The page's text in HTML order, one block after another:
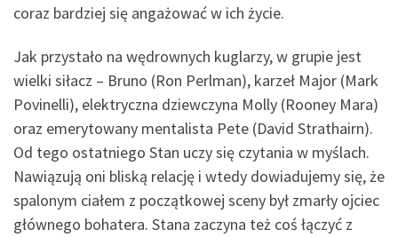
coraz bardziej się angażować w ich życie.
Jak przystało na wędrownych kuglarzy, w grupie jest
wielki siłacz – Bruno (Ron Perlman), karzeł Major (Mark
Povinelli), elektryczna dziewczyna Molly (Rooney Mara)
oraz emerytowany mentalista Pete (David Strathairn).
Od tego ostatniego Stan uczy się czytania w myślach.
Nawiązują oni bliską relację i wtedy dowiadujemy się, że
spalonym ciałem z początkowej sceny był zmarły ojciec
głównego bohatera. Stana zaczyna też coś łączyć z